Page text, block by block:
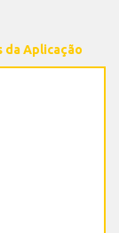
da Aplicação